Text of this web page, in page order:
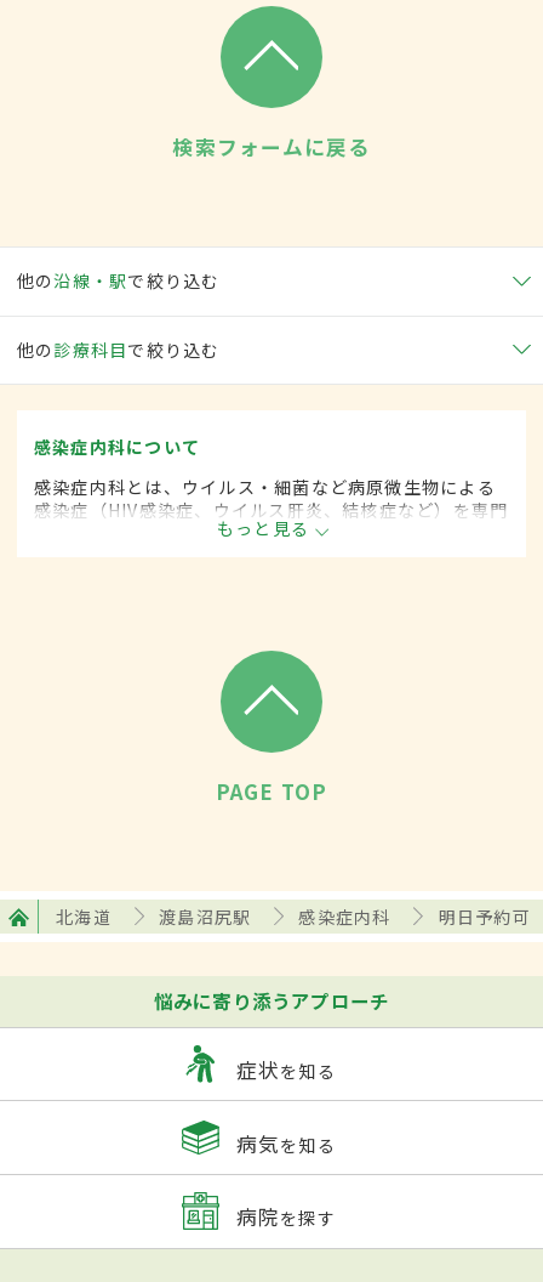
検索フォームに戻る
他の沿線・駅で絞り込む
他の 診療科目で絞り込む
感染症内科について
感染症内科とは、ウイルス・細菌など病原微生物による
感染症（HIV感染症、ウイルス肝炎、結核症など）を専門
的に取り扱う内科の一領域です。
もっと見る
PAGE TOP
北海道 渡島沼尻駅 感染症内科 明日予約可
悩みに寄り添うアプローチ
症状を知る
病気を知る
病院を探す